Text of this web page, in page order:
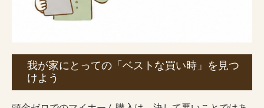
我が家にとっての「ベストな買い時」を見つ
けよう